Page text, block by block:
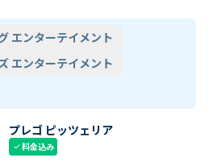
エンターテイメント
エンターテイメント
プレゴ ピッツェリア
check料金込み